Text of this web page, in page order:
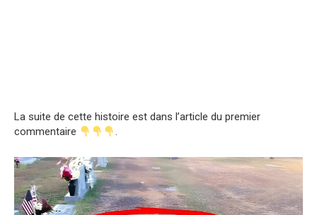
La suite de cette histoire est dans l’article du premier
commentaire
.